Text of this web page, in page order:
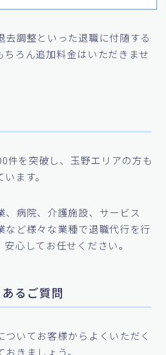
去調整といった退職に付随する
ちろん追加料金はいただきませ
件を突破し、玉野エリアの方も
ます。
、病院、介護施設、サービス
など様々な業種で退職代行を行
心してお任せください。
るご質問
いてお客様からよくいただく
きましょう。